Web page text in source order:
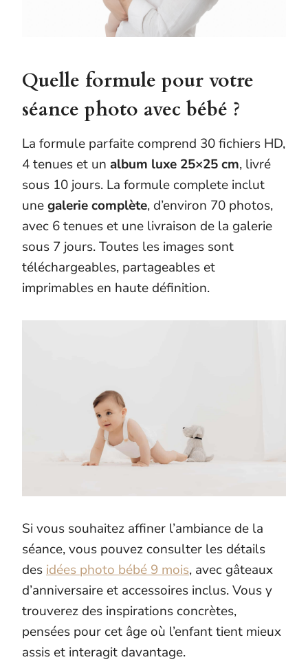
Quelle formule pour votre
séance photo avec bébé ?
La formule parfaite comprend 30 fichiers HD,
4 tenues et un album luxe 25×25 cm, livré
sous 10 jours. La formule complete inclut
unegalerie complète, d’environ 70 photos,
avec 6 tenues et une livraison de la galerie
sous 7 jours. Toutes les images sont
téléchargeables, partageables et
imprimables en haute définition.
Si vous souhaitez affiner l’ambiance de la
séance, vous pouvez consulter les détails
desidées photo bébé 9 mois, avec gâteaux
d’anniversaire et accessoires inclus. Vous y
trouverez des inspirations concrètes,
pensées pour cet âge où l’enfant tient mieux
assis et interagit davantage.